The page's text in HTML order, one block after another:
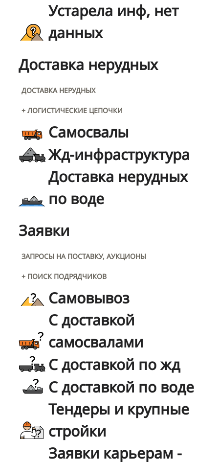
Устарела инф, нет
данных
Доставка нерудных
ДОСТАВКА НЕРУДНЫХ
+ ЛОГИСТИЧЕСКИЕ ЦЕПОЧКИ
Самосвалы
Жд-инфраструктура
Доставка нерудных
по воде
Заявки
ЗАПРОСЫ НА ПОСТАВКУ, АУКЦИОНЫ
+ ПОИСК ПОДРЯДЧИКОВ
Самовывоз
С доставкой
самосвалами
С доставкой по жд
С доставкой по воде
Тендеры и крупные
стройки
Заявки карьерам -